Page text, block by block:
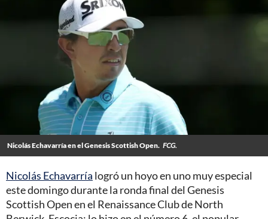
Nicolás Echavarría en el Genesis Scottish Open. FCG.
Nicolás Echavarría logró un hoyo en uno muy especial
este domingo durante la ronda final del Genesis
Scottish Open en el Renaissance Club de North